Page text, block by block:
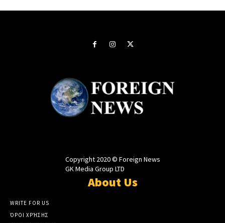
Copyright 2020 © Foreign News
GK Media Group LTD
About Us
WRITE FOR US
ΌΡΟΙ ΧΡΉΣΗΣ